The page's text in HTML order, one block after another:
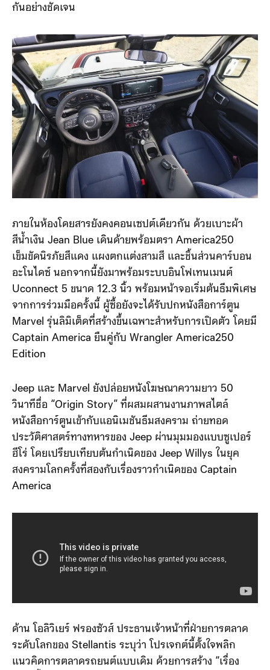
กันอย่างชัดเจน
ภายในห้องโดยสารยังคงคอนเซปต์เดียวกัน ด้วยเบาะผ้า
สีน้ำเงิน Jean Blue เดินด้ายพร้อมตรา America250
เข็มขัดนิรภัยสีแดง แผงตกแต่งสามสี และชิ้นส่วนคาร์บอน
อะโนไดซ์ นอกจากนี้ยังมาพร้อมระบบอินโฟเทนเมนต์
Uconnect 5 ขนาด 12.3 นิ้ว พร้อมหน้าจอเริ่มต้นธีมพิเศษ
จากการร่วมมือครั้งนี้ ผู้ซื้อยังจะได้รับปกหนังสือการ์ตูน
Marvel รุ่นลิมิเต็ดที่สร้างขึ้นเฉพาะสำหรับการเปิดตัว โดยมี
Captain America ยืนคู่กับ Wrangler America250
Edition
Jeep และ Marvel ยังปล่อยหนังโฆษณาความยาว 50
วินาทีชื่อ “Origin Story” ที่ผสมผสานงานภาพสไตล์
หนังสือการ์ตูนเข้ากับแอนิเมชันธีมสงคราม ถ่ายทอด
ประวัติศาสตร์ทางทหารของ Jeep ผ่านมุมมองแบบซูเปอร์
ฮีโร่ โดยเปรียบเทียบต้นกำเนิดของ Jeep Willys ในยุค
สงครามโลกครั้งที่สองกับเรื่องราวกำเนิดของ Captain
America
ด้าน โอลิวิเยร์ ฟรองซัวส์ ประธานเจ้าหน้าที่ฝ่ายการตลาด
ระดับโลกของ Stellantis ระบุว่า โปรเจกต์นี้ตั้งใจพลิก
แนวคิดการตลาดรถยนต์แบบเดิม ด้วยการสร้าง “เรื่อง